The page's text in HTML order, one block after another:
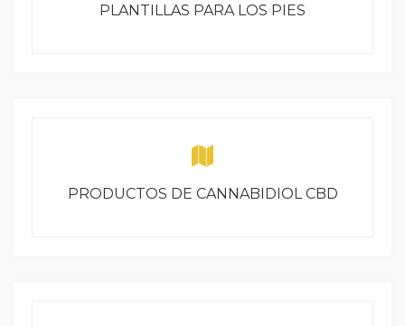
PLANTILLAS PARA LOS PIES
PRODUCTOS DE CANNABIDIOL CBD